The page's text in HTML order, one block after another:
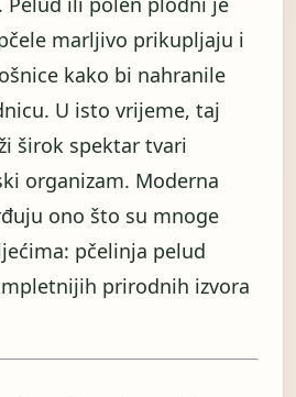
marljivo prikupljaju i
kako bi nahranile
U isto vrijeme, taj
širok spektar tvari
organizam. Moderna
ono što su mnoge
pčelinja pelud
prirodnih izvora